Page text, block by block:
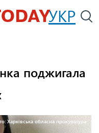
УКР
поджигала
Харківська обласна прокуратура